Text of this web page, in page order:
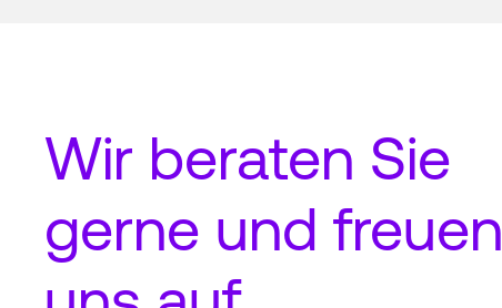
Wir beraten Sie
gerne und freuen